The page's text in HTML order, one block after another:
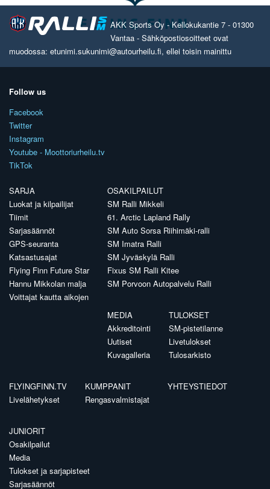
AKK Sports Oy - Kellokukantie 7 - 01300
Vantaa - Sähköpostiosoitteet ovat
muodossa: etunimi.sukunimi@autourheilu.fi, ellei toisin mainittu
Follow us
Facebook
Twitter
Instagram
Youtube - Moottoriurheilu.tv
TikTok
SARJA
Luokat ja kilpailijat
Tiimit
Sarjasäännöt
GPS-seuranta
Katsastusajat
Flying Finn Future Star
Hannu Mikkolan malja
Voittajat kautta aikojen
OSAKILPAILUT
SM Ralli Mikkeli
61. Arctic Lapland Rally
SM Auto Sorsa Riihimäki-ralli
SM Imatra Ralli
SM Jyväskylä Ralli
Fixus SM Ralli Kitee
SM Porvoon Autopalvelu Ralli
MEDIA
Akkreditointi
Uutiset
Kuvagalleria
TULOKSET
SM-pistetilanne
Livetulokset
Tulosarkisto
FLYINGFINN.TV
Livelähetykset
KUMPPANIT
Rengasvalmistajat
YHTEYSTIEDOT
JUNIORIT
Osakilpailut
Media
Tulokset ja sarjapisteet
Sarjasäännöt